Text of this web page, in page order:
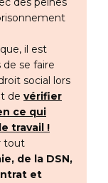
il est
se faire
social lors
de vérifier
ce qui
travail !
tout
de la DSN,
et